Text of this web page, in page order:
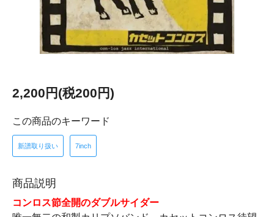
2,200円(税200円)
この商品のキーワード
新譜取り扱い 7inch
商品説明
コンロス節全開のダブルサイダー